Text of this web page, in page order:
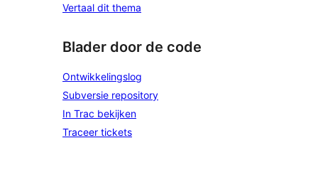
Vertaal dit thema
Blader door de code
Ontwikkelingslog
Subversie repository
In Trac bekijken
Traceer tickets